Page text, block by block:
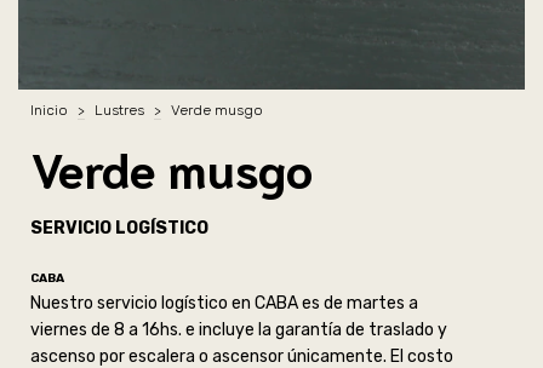
Inicio > Lustres > Verde musgo
Verde musgo
SERVICIO LOGÍSTICO
CABA
Nuestro servicio logístico en CABA es de martes a
viernes de 8 a 16hs. e incluye la garantía de traslado y
ascenso por escalera o ascensor únicamente. El costo